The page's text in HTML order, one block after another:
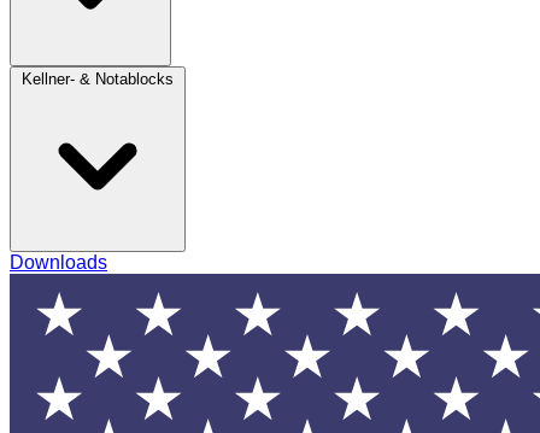
Kellner- & Notablocks
Downloads